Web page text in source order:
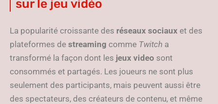
sur le jeu vidéo
La popularité croissante des réseaux sociaux et des
plateformes de streaming comme Twitch a
transformé la façon dont les jeux video sont
consommés et partagés. Les joueurs ne sont plus
seulement des participants, mais peuvent aussi être
des spectateurs, des créateurs de contenu, et même